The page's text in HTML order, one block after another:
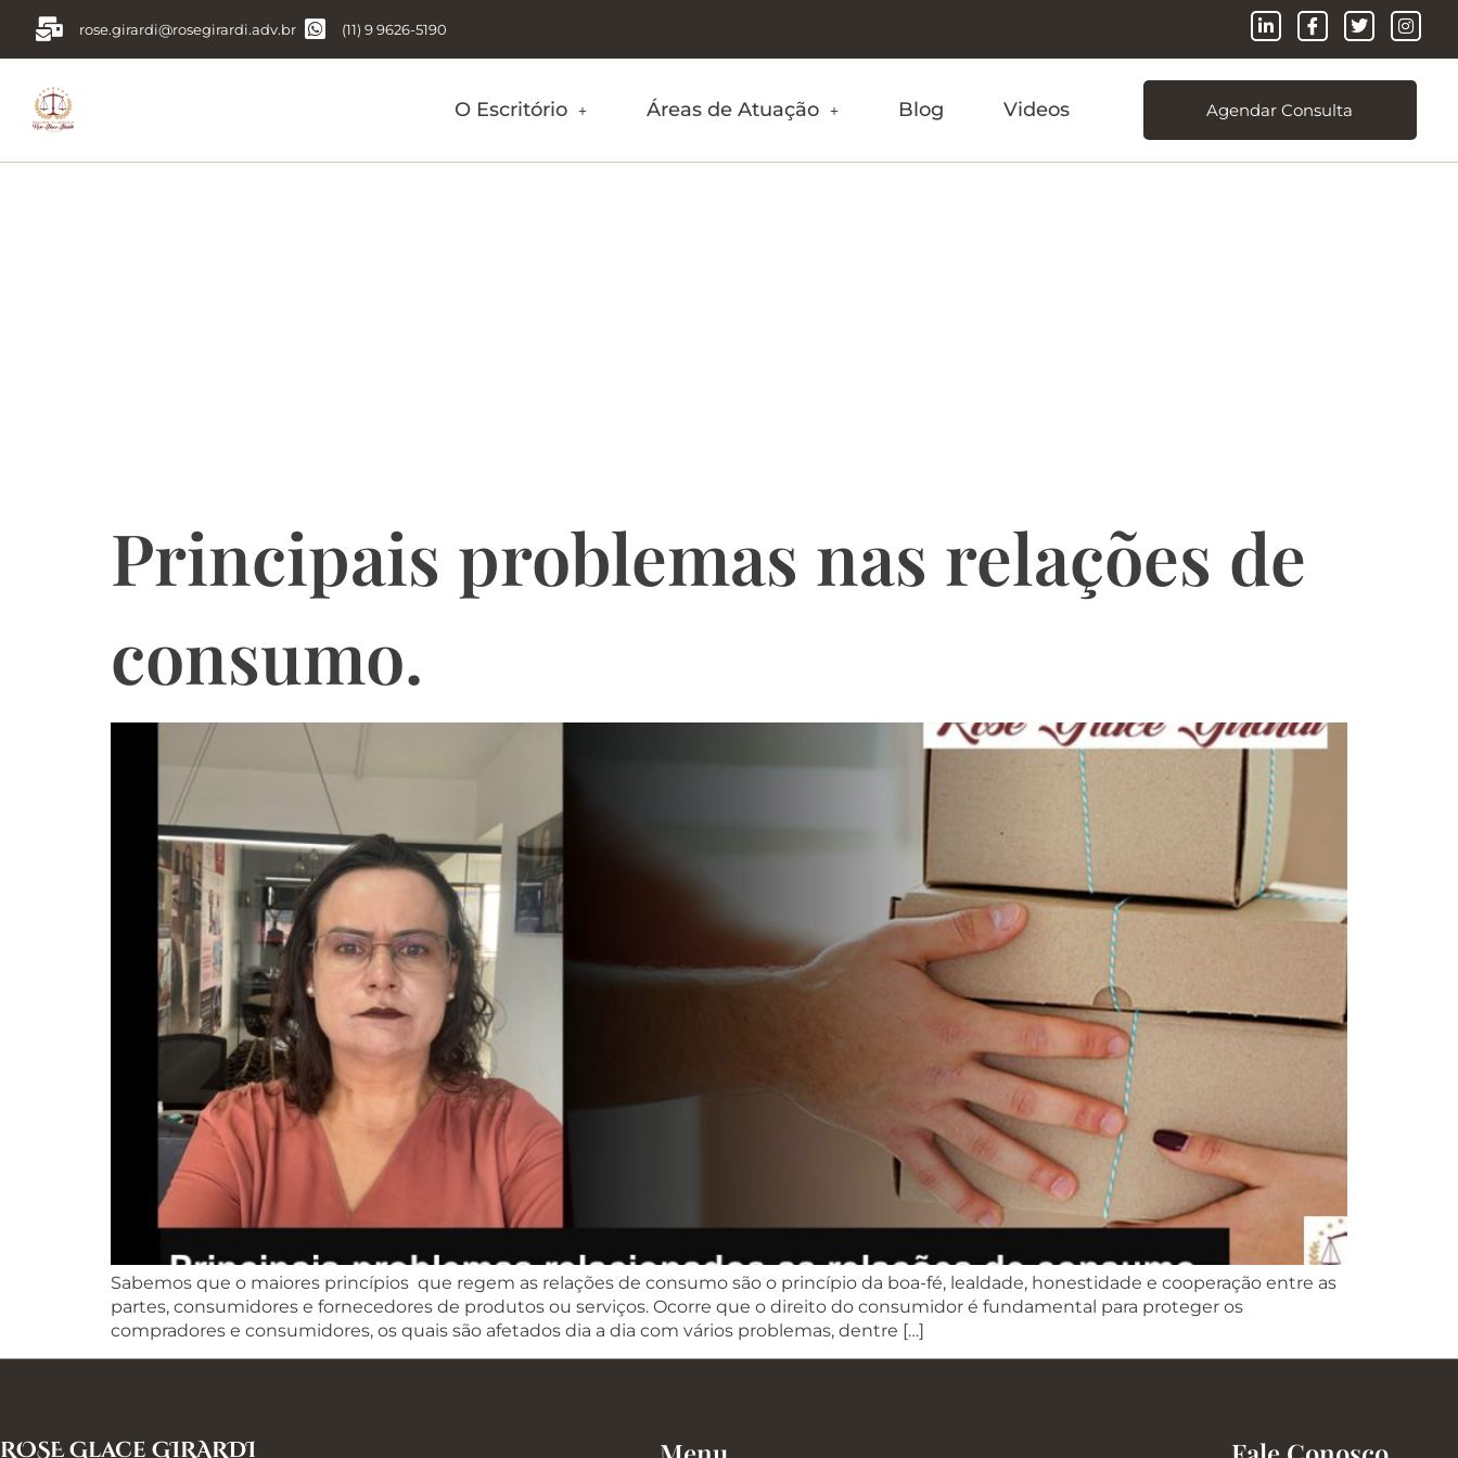
rose.girardi@rosegirardi.adv.br (11) 9 9626-5190
O Escritório Áreas de Atuação Blog Videos Agendar Consulta
Principais problemas nas relações de
consumo.
Sabemos que o maiores princípios que regem as relações de consumo são o princípio da boa-fé, lealdade, honestidade e cooperação entre as
partes, consumidores e fornecedores de produtos ou serviços. Ocorre que o direito do consumidor é fundamental para proteger os
compradores e consumidores, os quais são afetados dia a dia com vários problemas, dentre […]
ROSE Glace GIRARDI